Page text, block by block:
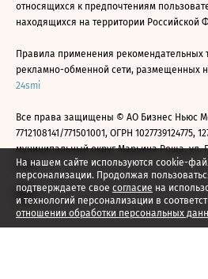
На нашем сайте используются cookie-
персонализации. Продолжая
подтверждаете свое согласие на
и технологий персонализации в
отношении обработки персональных
относящихся к предпочтениям
находящихся на территории Российской
Правила применения рекомендательных
рекламно-обменной сети, размещенных
24smi
Все права защищены © АО Бизнес Ньюс
7712108141/771501001, ОГРН 1027739124775,
муниципальный округ Марьина Роща, ул.
2026